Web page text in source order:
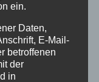
ein.
Daten,
E-Mail-
betroffenen
der
in